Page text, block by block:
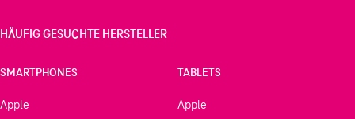
HÄUFIG GESUCHTE HERSTELLER
SMARTPHONES
Apple
TABLETS
Apple